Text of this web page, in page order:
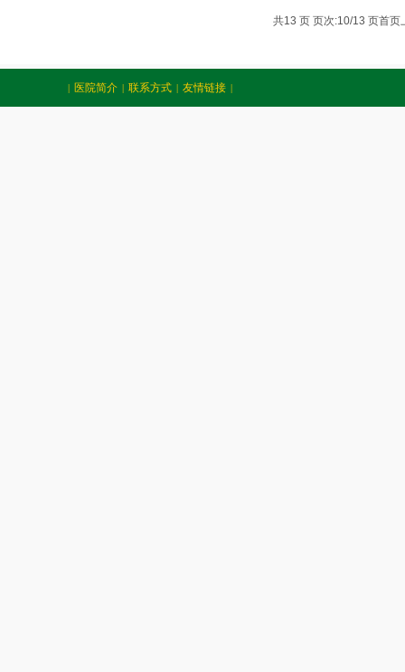
共13 页 页次:10/13 页首页
| 医院简介 | 联系方式 | 友情链接 |